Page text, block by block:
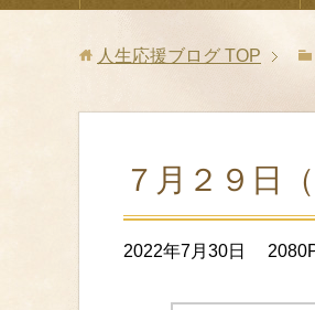
人生応援ブログ TOP
７月２９日
2022年7月30日